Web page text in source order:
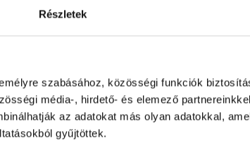
Részletek
szabásához, közösségi funkciók
média-, hirdető- és elemező
az adatokat más olyan adatokkal,
gyűjtöttek.